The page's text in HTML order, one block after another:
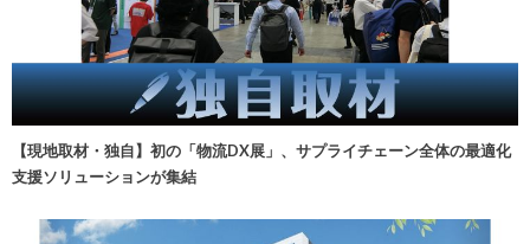
【現地取材・独自】初の「物流DX展」、サプライチェーン全体の最適化
支援ソリューションが集結